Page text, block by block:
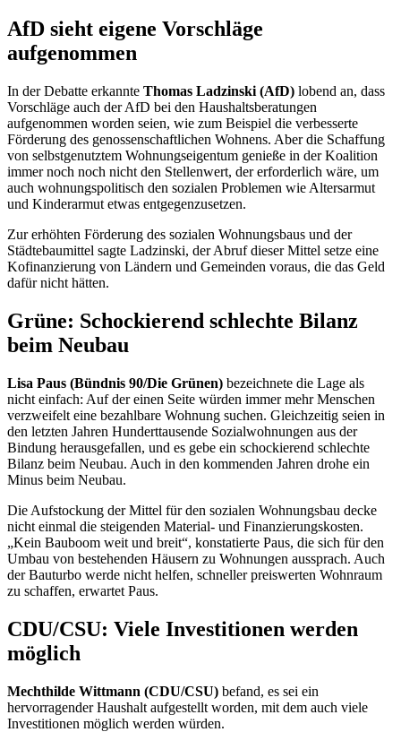
AfD sieht eigene Vorschläge
aufgenommen
In der Debatte erkannte Thomas Ladzinski (AfD) lobend an, dass
Vorschläge auch der AfD bei den Haushaltsberatungen
aufgenommen worden seien, wie zum Beispiel die verbesserte
Förderung des genossenschaftlichen Wohnens. Aber die Schaffung
von selbstgenutztem Wohnungseigentum genieße in der Koalition
immer noch noch nicht den Stellenwert, der erforderlich wäre, um
auch wohnungspolitisch den sozialen Problemen wie Altersarmut
und Kinderarmut etwas entgegenzusetzen.
Zur erhöhten Förderung des sozialen Wohnungsbaus und der
Städtebaumittel sagte Ladzinski, der Abruf dieser Mittel setze eine
Kofinanzierung von Ländern und Gemeinden voraus, die das Geld
dafür nicht hätten.
Grüne: Schockierend schlechte Bilanz
beim Neubau
Lisa Paus (Bündnis 90/Die Grünen) bezeichnete die Lage als
nicht einfach: Auf der einen Seite würden immer mehr Menschen
verzweifelt eine bezahlbare Wohnung suchen. Gleichzeitig seien in
den letzten Jahren Hunderttausende Sozialwohnungen aus der
Bindung herausgefallen, und es gebe ein schockierend schlechte
Bilanz beim Neubau. Auch in den kommenden Jahren drohe ein
Minus beim Neubau.
Die Aufstockung der Mittel für den sozialen Wohnungsbau decke
nicht einmal die steigenden Material- und Finanzierungskosten.
„Kein Bauboom weit und breit“, konstatierte Paus, die sich für den
Umbau von bestehenden Häusern zu Wohnungen aussprach. Auch
der Bauturbo werde nicht helfen, schneller preiswerten Wohnraum
zu schaffen, erwartet Paus.
CDU/CSU: Viele Investitionen werden
möglich
Mechthilde Wittmann (CDU/CSU) befand, es sei ein
hervorragender Haushalt aufgestellt worden, mit dem auch viele
Investitionen möglich werden würden.